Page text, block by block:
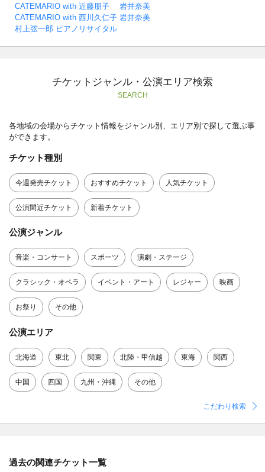
CATEMARIO with 近藤朋子 岩井奈美
CATEMARIO with 西川久仁子 岩井奈美
村上弦一郎 ピアノリサイタル
チケットジャンル・公演エリア検索
SEARCH
各地域の会場からチケット情報をジャンル別、エリア別で探して選ぶ事
ができます。
チケット種別
今週発売チケット おすすめチケット 人気チケット
公演間近チケット 新着チケット
公演ジャンル
音楽・コンサート スポーツ 演劇・ステージ
クラシック・オペラ イベント・アート レジャー 映画
お祭り その他
公演エリア
北海道 東北 関東 北陸・甲信越 東海 関西
中国 四国 九州・沖縄 その他
こだわり検索
過去の関連チケット一覧